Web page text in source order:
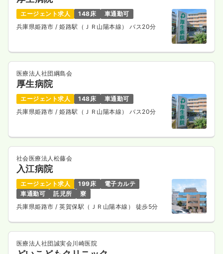
エージェント求人 148床
車通勤可
兵庫県姫路市/ 姫路駅（ＪＲ山陽本線） バス20分
医療法人社団綱島会
厚生病院
エージェント求人 148床
車通勤可
兵庫県姫路市/ 姫路駅（ＪＲ山陽本線） バス20分
社会医療法人松藤会
入江病院
エージェント求人 199床
電子カルテ
車通勤可
託児所
寮
兵庫県姫路市/ 英賀保駅（ＪＲ山陽本線） 徒歩5分
医療法人社団誠実会川崎医院